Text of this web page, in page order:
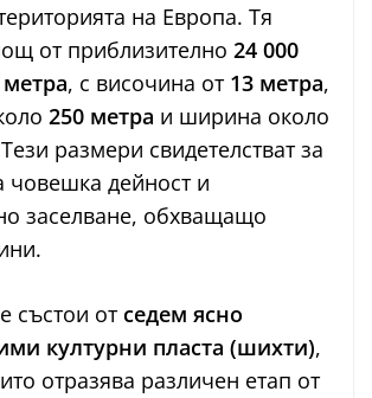
на Европа. Тя
от приблизително 24 000
, с височина от 13 метра,
250 метра и ширина около
размери свидетелстват за
човешка дейност и
заселване, обхващащо
състои от седем ясно
културни пласта (шихти),
отразява различен етап от